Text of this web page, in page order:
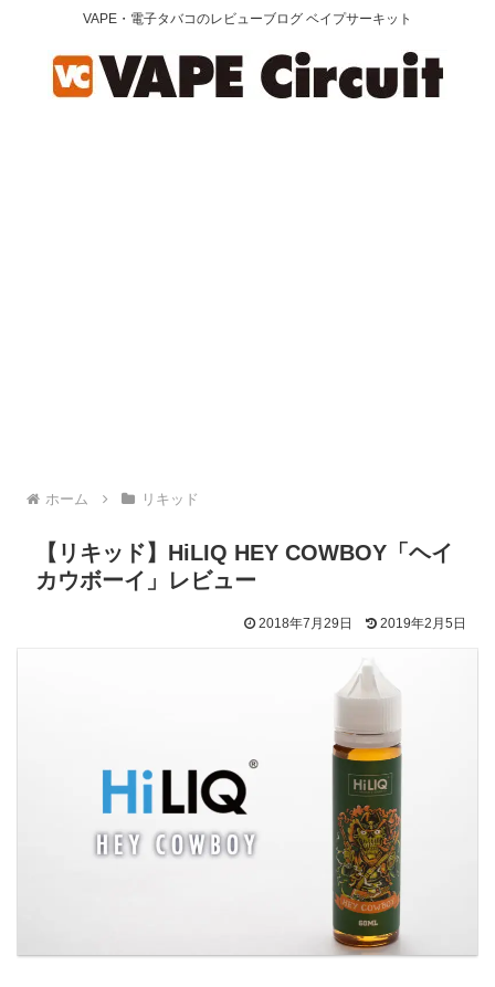
VAPE・電子タバコのレビューブログ ベイプサーキット
ホーム リキッド
【リキッド】HiLIQ HEY COWBOY「ヘイ
カウボーイ」レビュー
2018年7月29日 2019年2月5日